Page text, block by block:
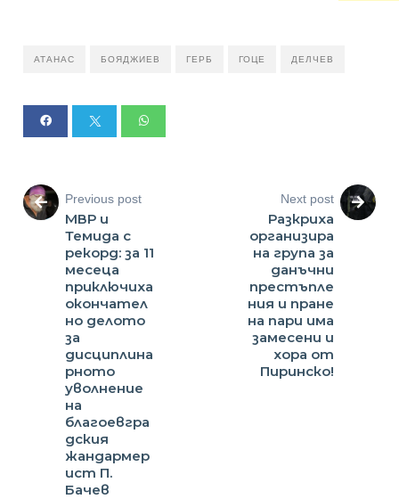
АТАНАС БОЯДЖИЕВ ГЕРБ ГОЦЕ ДЕЛЧЕВ
Previous post
МВР и
Темида с
рекорд: за 11
месеца
приключиха
окончател
но делото
за
дисциплина
рното
уволнение
на
благоевгра
дския
жандармер
ист П.
Бачев
Next post
Разкриха
организира
на група за
данъчни
престъпле
ния и пране
на пари има
замесени и
хора от
Пиринско!